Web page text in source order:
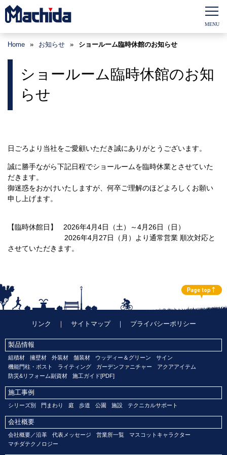
Home » お知らせ » ショールーム臨時休館のお知らせ
ショールーム臨時休館のお知
らせ
日ごろより当社をご愛顧いただき誠にありがとうございます。
誠に勝手ながら下記日程でショールームを臨時休業とさせていた
だきます。
御迷惑をおかけいたしますが、何卒ご理解のほどよろしくお願い
申し上げます。
【臨時休館日】 2026年4月4日（土）～4月26日（日）
2026年4月27日（月）より通常営業 順次対応と
させていただきます。
リンク ｜ サイトマップ｜ プライバシーポリシー
製品情報
組積材 擁壁材 外装材 舗装材 ウッディー＆グリーン
サイン
機能門柱・ポスト
ライティング ガーデンファニチャー
アクアアイテム
防災&リフォーム副資材
施工ガイド[PDF]
施工事例
シリーズ別 門まわり 庭 歩道 公園 施設 テクニカルサポート
会社概要
会社概要／沿革 代表メッセージ 営業所一覧
マスコットキャラクター
マチダテクノロジー